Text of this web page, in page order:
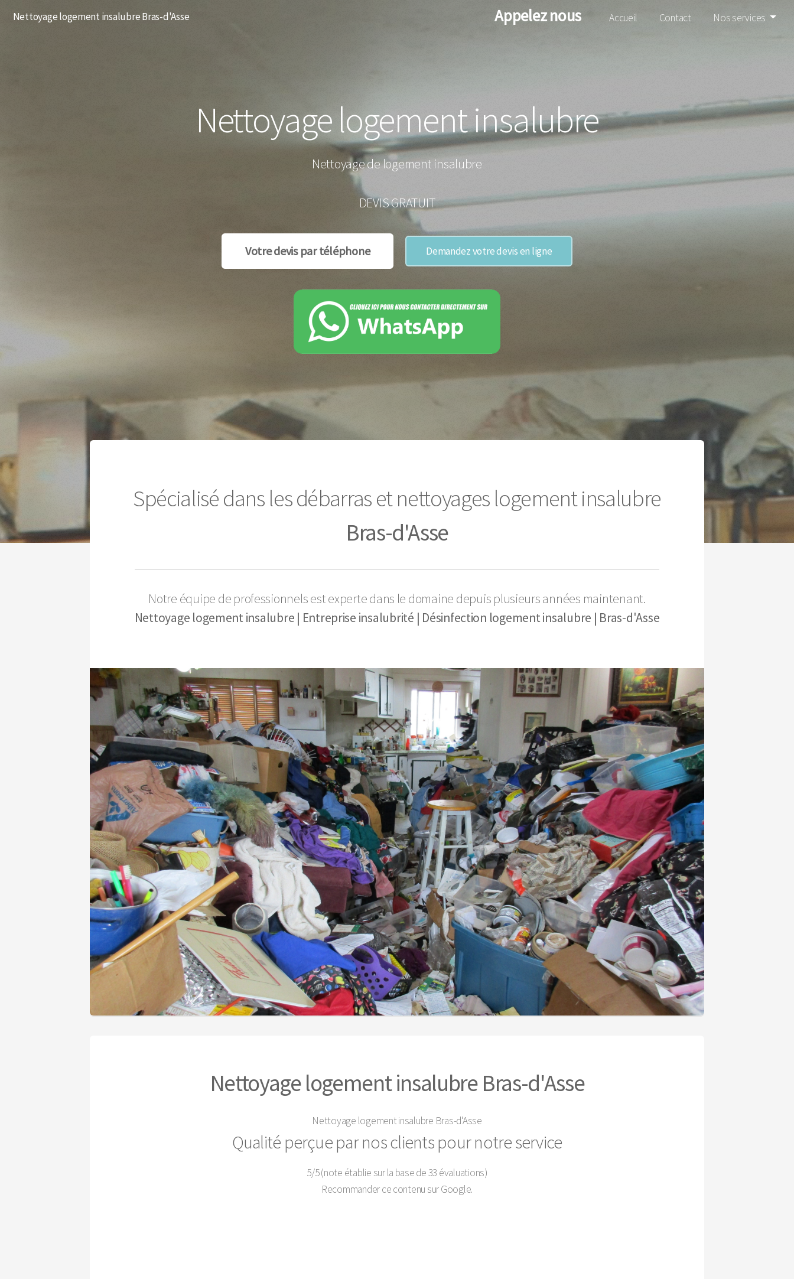
Nettoyage logement insalubre Bras-d'Asse Appelez nous Accueil Contact Nos services
Nettoyage logement insalubre
Nettoyage de logement insalubre
DEVIS GRATUIT
Votre devis par téléphone Demandez votre devis en ligne
Spécialisé dans les débarras et nettoyages logement insalubre
Bras-d'Asse
Notre équipe de professionnels est experte dans le domaine depuis plusieurs années maintenant.
Nettoyage logement insalubre | Entreprise insalubrité | Désinfection logement insalubre | Bras-d'Asse
Nettoyage logement insalubre Bras-d'Asse
Nettoyage logement insalubre Bras-d'Asse
Qualité perçue par nos clients pour notre service
5/5(note établie sur la base de33 évaluations)
Recommander ce contenu sur Google.